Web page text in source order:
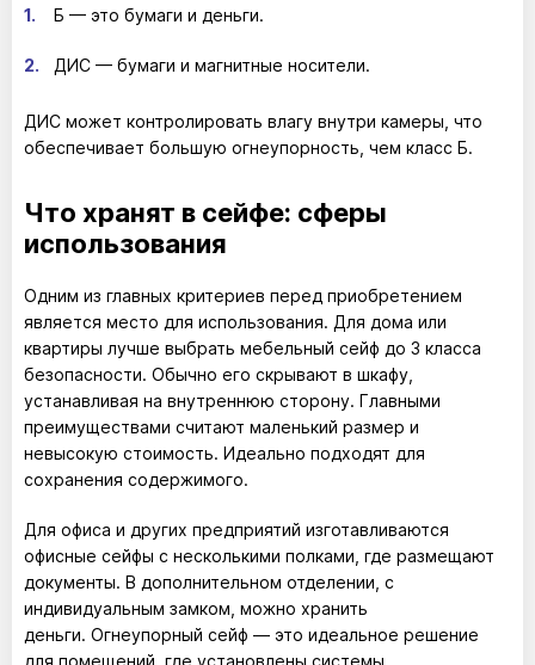
Б — это бумаги и деньги.
ДИС — бумаги и магнитные носители.
ДИС может контролировать влагу внутри камеры, что
обеспечивает большую огнеупорность, чем класс Б.
Что хранят в сейфе: сферы
использования
Одним из главных критериев перед приобретением
является место для использования. Для дома или
квартиры лучше выбрать мебельный сейф до 3 класса
безопасности. Обычно его скрывают в шкафу,
устанавливая на внутреннюю сторону. Главными
преимуществами считают маленький размер и
невысокую стоимость. Идеально подходят для
сохранения содержимого.
Для офиса и других предприятий изготавливаются
офисные сейфы с несколькими полками, где размещают
документы. В дополнительном отделении, с
индивидуальным замком, можно хранить
деньги. Огнеупорный сейф — это идеальное решение
для помещений, где установлены системы